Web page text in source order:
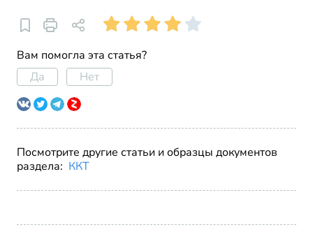
Вам помогла эта статья?
Да
Нет
Посмотрите другие статьи и образцы документов
раздела: ККТ